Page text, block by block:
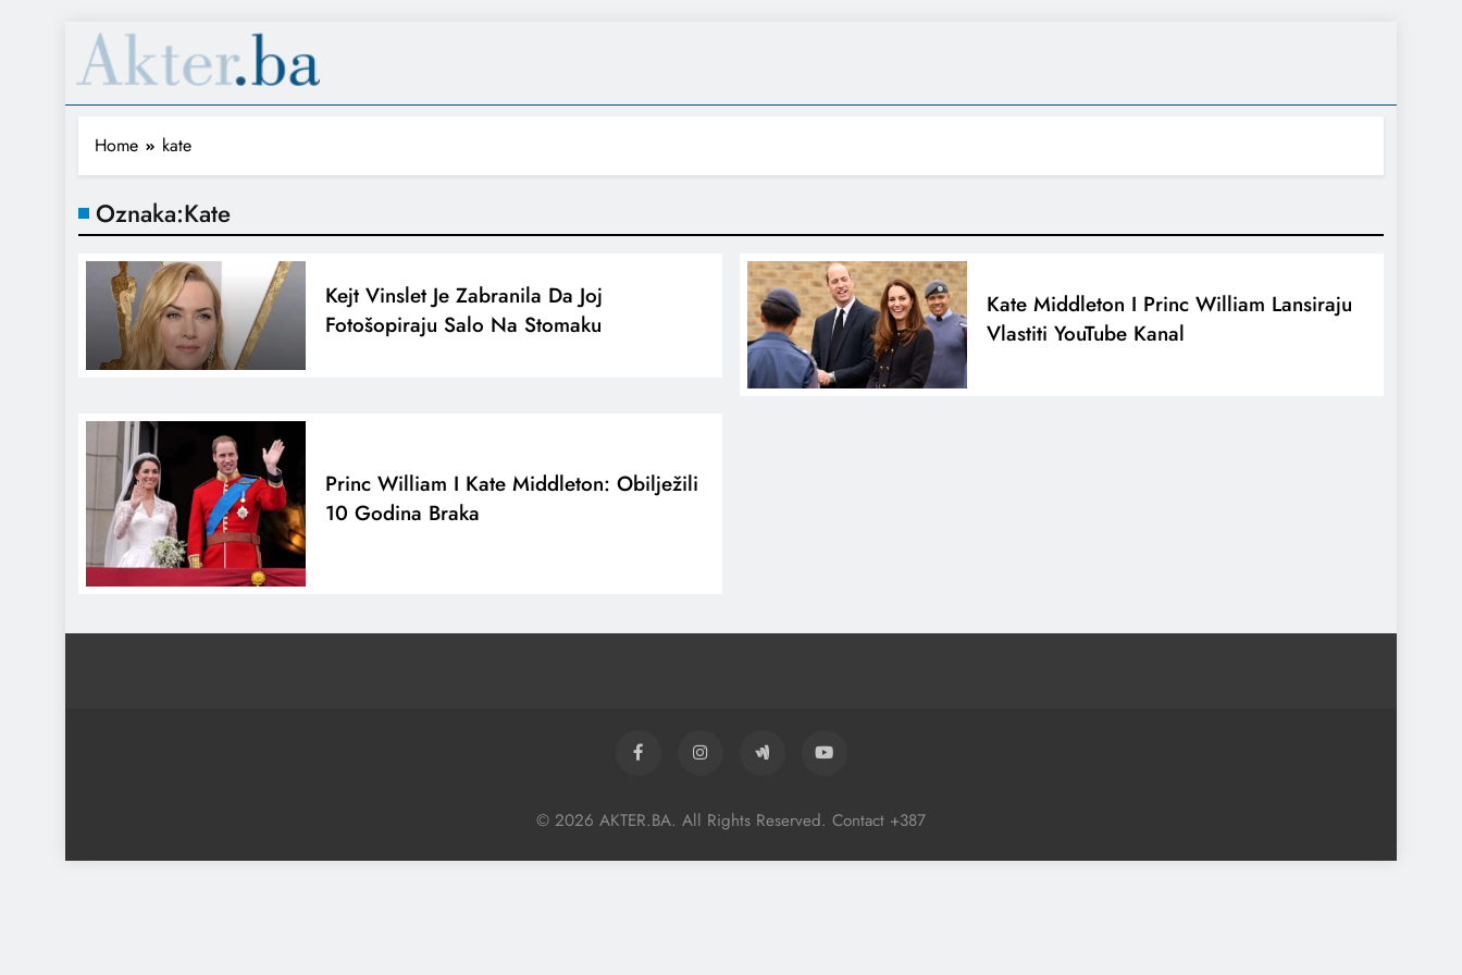
Home kate
Oznaka:Kate
Kejt Vinslet Je Zabranila Da Joj
Fotošopiraju Salo Na Stomaku
Kate Middleton I Princ William Lansiraju
Vlastiti YouTube Kanal
Princ William I Kate Middleton: Obilježili
10 Godina Braka
© 2026 AKTER.BA. All Rights Reserved. Contact +387